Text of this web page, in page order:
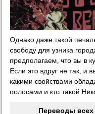
Однако даже такой
свободу для узника
предполагаем, что вы в
Если это вдруг не так, и
какими свойствами
полосами и кто такой
Переводы всех